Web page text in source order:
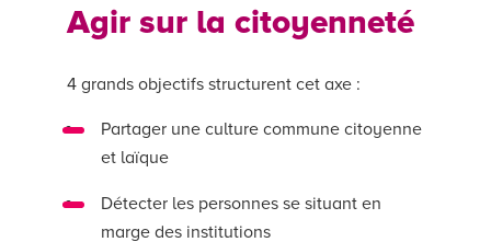
Agir sur la citoyenneté
4 grands objectifs structurent cet axe :
Partager une culture commune citoyenne
et laïque
Détecter les personnes se situant en
marge des institutions